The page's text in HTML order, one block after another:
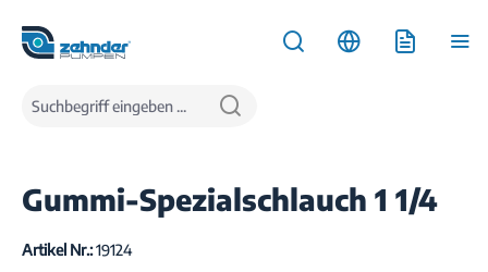
springen
Produkte
Wasserversorgung
Regenwassernutzungsanlagen
Gummi-Spezialschlauch 1 1/4
Artikel Nr.:19124